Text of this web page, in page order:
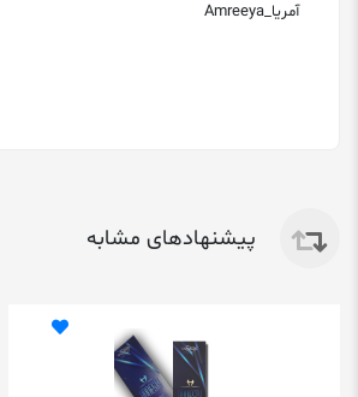
آمریا_Amreeya
پیشنهادهای مشابه